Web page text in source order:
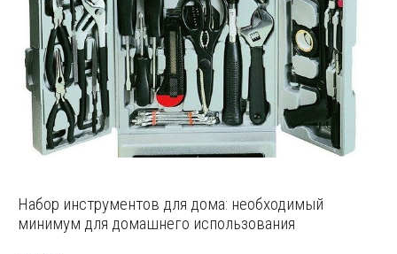
Набор инструментов для дома: необходимый
минимум для домашнего использования